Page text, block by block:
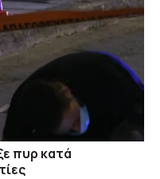
πυρ κατά